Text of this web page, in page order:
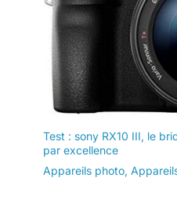
Test : sony RX10 III, le
par excellence
Appareils photo,